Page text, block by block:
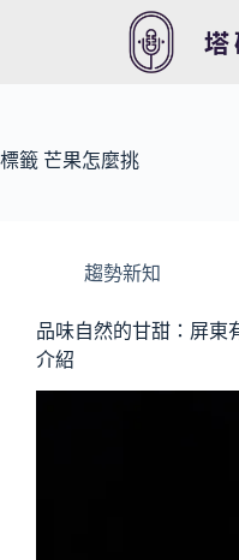
容
標籤 芒果怎麼挑
趨勢新知
品味自然的甘甜：屏東
介紹